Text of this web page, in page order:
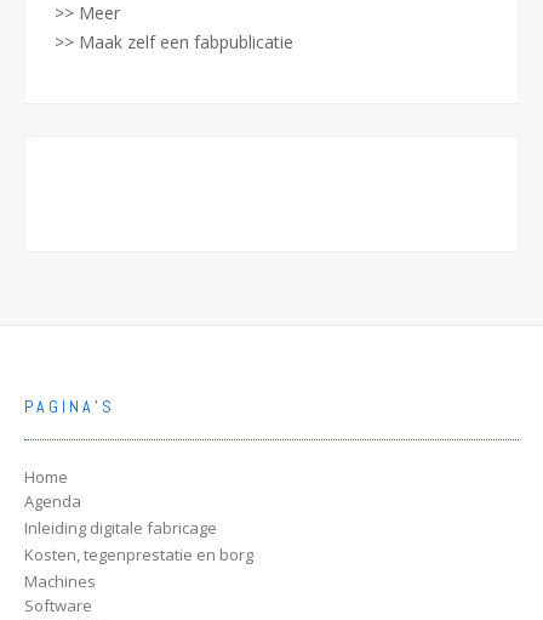
>> Meer
>> Maak zelf een fabpublicatie
PAGINA’S
Home
Agenda
Inleiding digitale fabricage
Kosten, tegenprestatie en borg
Machines
Software